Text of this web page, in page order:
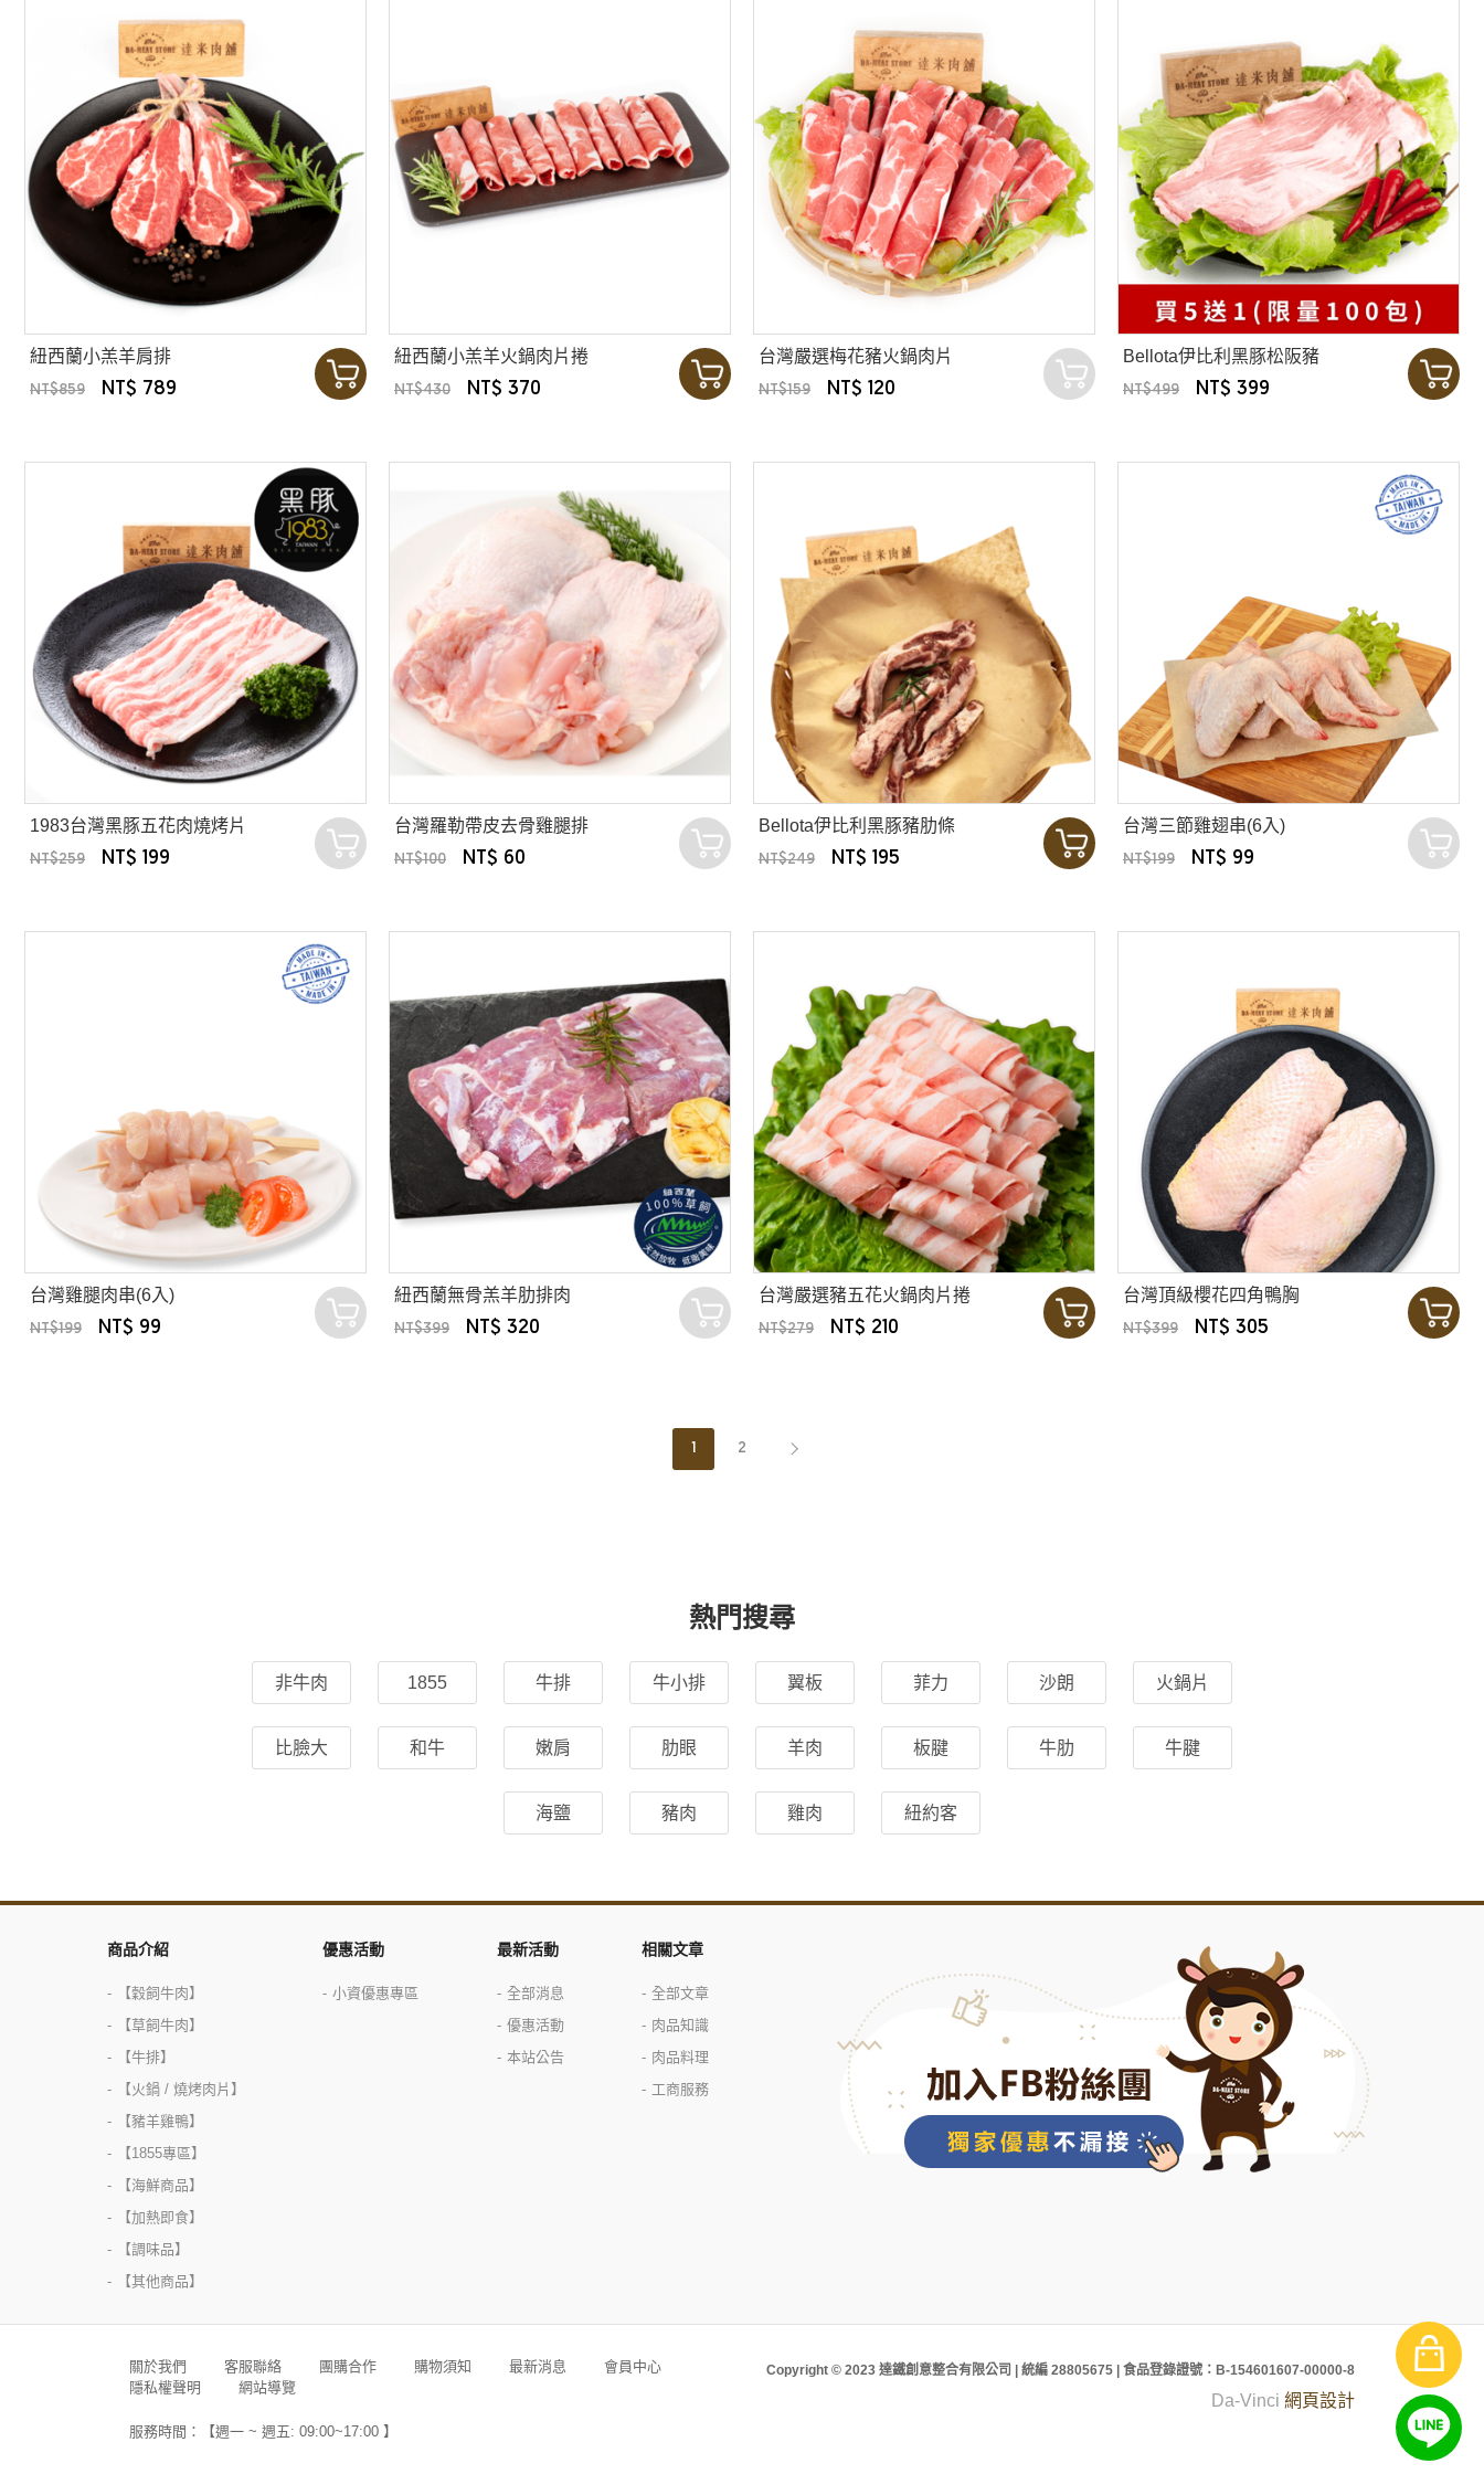
紐西蘭小羔羊肩排
NT$859 NT$ 789
紐西蘭小羔羊火鍋肉片捲
NT$430 NT$ 370
台灣嚴選梅花豬火鍋肉片
NT$159 NT$ 120
Bellota伊比利黑豚松阪豬
NT$499 NT$ 399
1983台灣黑豚五花肉燒烤片
NT$259 NT$ 199
台灣羅勒帶皮去骨雞腿排
NT$100 NT$ 60
Bellota伊比利黑豚豬肋條
NT$249 NT$ 195
台灣三節雞翅串(6入)
NT$199 NT$ 99
台灣雞腿肉串(6入)
NT$199 NT$ 99
紐西蘭無骨羔羊肋排肉
NT$399 NT$ 320
台灣嚴選豬五花火鍋肉片捲
NT$279 NT$ 210
台灣頂級櫻花四角鴨胸
NT$399 NT$ 305
1 2
熱門搜尋
非牛肉 1855 牛排 牛小排 翼板 菲力 沙朗 火鍋片
比臉大 和牛 嫩肩 肋眼 羊肉 板腱 牛肋 牛腱
海鹽 豬肉 雞肉 紐約客
商品介紹
【穀飼牛肉】
【草飼牛肉】
【牛排】
【火鍋 / 燒烤肉片】
【豬羊雞鴨】
【1855專區】
【海鮮商品】
【加熱即食】
【調味品】
【其他商品】
優惠活動
小資優惠專區
最新活動
全部消息
優惠活動
本站公告
相關文章
全部文章
肉品知識
肉品料理
工商服務
關於我們 客服聯絡 團購合作 購物須知 最新消息
會員中心
隱私權聲明
網站導覽
服務時間：【週一 ~ 週五: 09:00~17:00 】
Copyright © 2023 達鐵創意整合有限公司 | 統編 28805675 | 食品登錄證號：B-154601607-00000-8
Da-Vinci 網頁設計